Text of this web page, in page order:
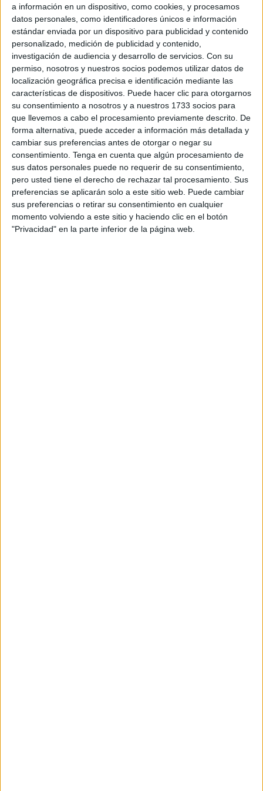
a información en un dispositivo, como cookies, y procesamos
datos personales, como identificadores únicos e información
estándar enviada por un dispositivo para publicidad y contenido
personalizado, medición de publicidad y contenido,
investigación de audiencia y desarrollo de servicios. Con su
permiso, nosotros y nuestros socios podemos utilizar datos de
localización geográfica precisa e identificación mediante las
características de dispositivos. Puede hacer clic para otorgarnos
su consentimiento a nosotros y a nuestros 1733 socios para
que llevemos a cabo el procesamiento previamente descrito. De
forma alternativa, puede acceder a información más detallada y
cambiar sus preferencias antes de otorgar o negar su
consentimiento. Tenga en cuenta que algún procesamiento de
sus datos personales puede no requerir de su consentimiento,
pero usted tiene el derecho de rechazar tal procesamiento. Sus
preferencias se aplicarán solo a este sitio web. Puede cambiar
sus preferencias o retirar su consentimiento en cualquier
momento volviendo a este sitio y haciendo clic en el botón
"Privacidad" en la parte inferior de la página web.
Las organizaciones convocantes de esta iniciativa han
constituido una plataforma “unitaria, amplia y plural” para
conocer la opinión de los españoles sobre el modelo de
Estado.
“En las sociedades democráticas”, ha justificado la
consulta el llamamiento redactado, “los pueblos deciden
sobre todas las cuestiones que les conciernen, entre ellas
sobre una de las importantes, la forma de Estado. La
mayoría de la población actual no tuvo oportunidad de
votar la Constitución de 1978; pero quien sí pudo hacerlo,
no tuvo la opción de elegir sobra la forma de Estado, ya
que fue hurtado del debate en la llamada Transición
democrática”. “Ni en aquel momento ni posteriormente
hemos podido decidir”, lamenta.